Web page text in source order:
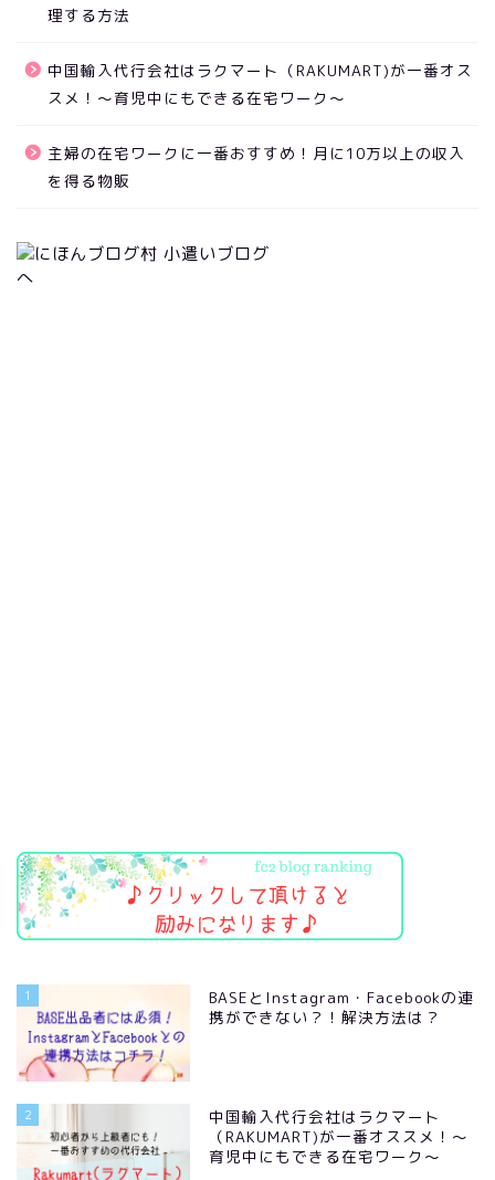
理する方法
中国輸入代行会社はラクマート（RAKUMART)が一番オス
スメ！～育児中にもできる在宅ワーク～
主婦の在宅ワークに一番おすすめ！月に10万以上の収入
を得る物販
1
BASEとInstagram・Facebookの連
携ができない？！解決方法は？
2
中国輸入代行会社はラクマート
（RAKUMART)が一番オススメ！～
育児中にもできる在宅ワーク～